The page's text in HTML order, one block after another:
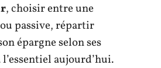
, choisir entre une
passive, répartir
épargne selon ses
aujourd’hui.